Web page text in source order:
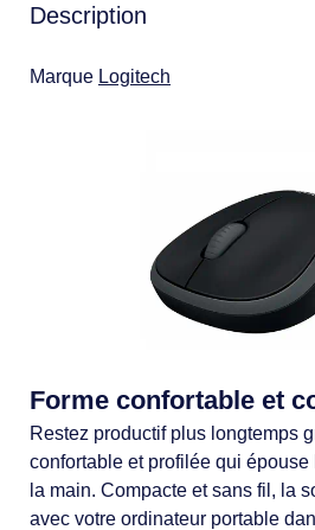
Description
Marque Logitech
Forme confortable et
Restez productif plus longtemps
confortable et profilée qui
la main. Compacte et sans fil, la
avec votre ordinateur portable